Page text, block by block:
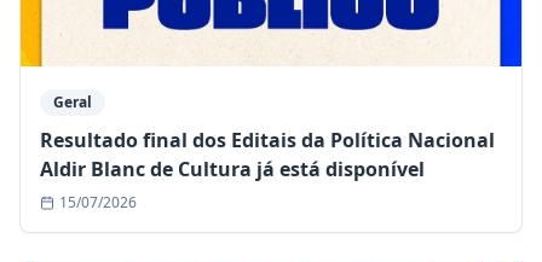
Geral
Resultado final dos Editais da Política Nacional
Aldir Blanc de Cultura já está disponível
15/07/2026